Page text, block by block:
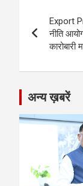
o
o
k
Export
नीति
अन्य ख़बरें